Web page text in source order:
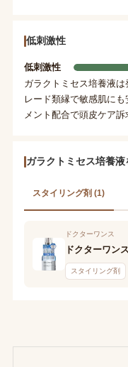
低刺激性
低刺激性
ガラクトミセス培養液
レード類縁で敏感肌に
メント配合で頭皮ケア訴
ガラクトミセス培養
スタイリング剤 (1)
ドクターワンス
ドクターワン
スタイリング剤